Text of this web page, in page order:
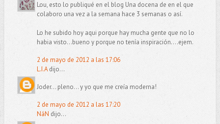
Lou, esto lo publiqué en el blog Una docena de en el que
colaboro una vez a la semana hace 3 semanas o así.
Lo he subido hoy aqui porque hay mucha gente que no lo
habia visto...bueno y porque no tenía inspiración....ejem.
2 de mayo de 2012 a las 17:06
L.I.Adijo...
Joder... pleno... y yo que me creía moderna!
2 de mayo de 2012 a las 17:20
NáN dijo...